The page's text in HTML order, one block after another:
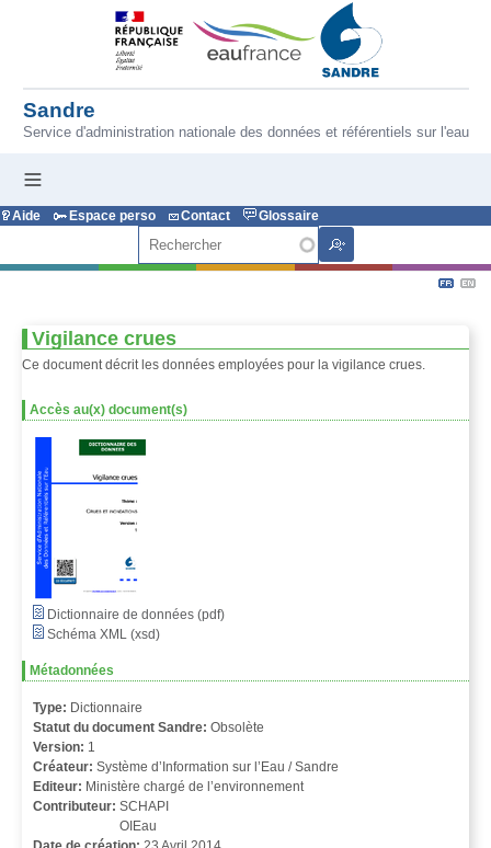
Aller au contenu principal
Sandre
Service d'administration nationale des données et référentiels sur l'eau
Aide Espace perso Contact
Glossaire
Vigilance crues
Ce document décrit les données employées pour la vigilance crues.
Accès au(x) document(s)
Dictionnaire de données (pdf)
Schéma XML (xsd)
Métadonnées
Type: Dictionnaire
Statut du document Sandre: Obsolète
Version: 1
Créateur: Système d’Information sur l’Eau / Sandre
Editeur: Ministère chargé de l’environnement
Contributeur: SCHAPI
OIEau